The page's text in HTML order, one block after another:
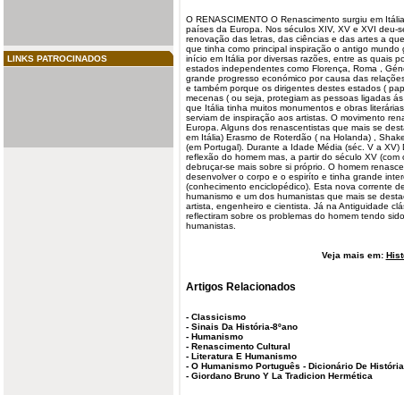
LINKS PATROCINADOS
O RENASCIMENTO O Renascimento surgiu em
países da Europa. Nos séculos XIV, XV e XVI deu-
renovação das letras, das ciências e das artes a
que tinha como principal inspiração o antigo mundo
início em Itália por diversas razões, entre as quais
estados independentes como Florença, Roma ,
grande progresso económico por causa das
e também porque os dirigentes destes estados (
mecenas ( ou seja, protegiam as pessoas ligadas
que Itália tinha muitos monumentos e obras
serviam de inspiração aos artistas. O movimento
Europa. Alguns dos renascentistas que mais se
em Itália) Erasmo de Roterdão ( na Holanda) ,
(em Portugal). Durante a Idade Média (séc. V a XV)
reflexão do homem mas, a partir do século XV (com
debruçar-se mais sobre si próprio. O homem
desenvolver o corpo e o espiríto e tinha grande
(conhecimento enciclopédico). Esta nova corrente
humanismo e um dos humanistas que mais se
artista, engenheiro e cientista. Já na Antiguidade
reflectiram sobre os problemas do homem tendo
humanistas.
Veja mais em:
Artigos Relacionados
- Classicismo
- Sinais Da História-8ºano
- Humanismo
- Renascimento Cultural
- Literatura E Humanismo
- O Humanismo Português - Dicionário De História
- Giordano Bruno Y La Tradicion Hermética